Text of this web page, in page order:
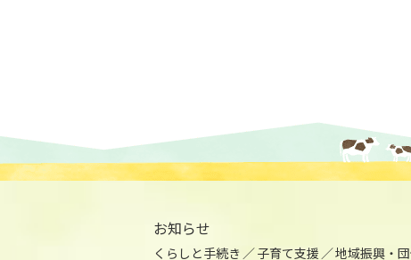
お知らせ
くらしと手続き 子育て支援 地域振興・